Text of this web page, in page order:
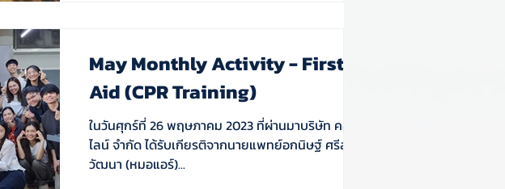
May Monthly Activity - First
Aid (CPR Training)
ในวันศุกร์ที่ 26 พฤษภาคม 2023 ที่ผ่านมาบริษัท คอรา
ไลน์ จำกัด ได้รับเกียรติจากนายแพทย์อกนิษฐ์ ศรีสุข
วัฒนา (หมอแอร์)...